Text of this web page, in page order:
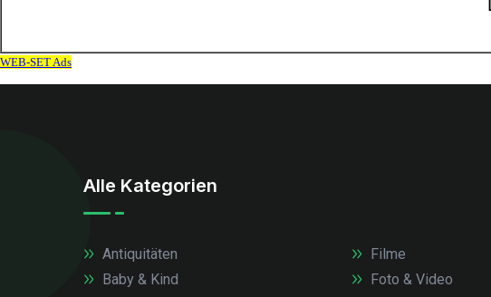
Alle Kategorien
Antiquitäten
Baby & Kind
Filme
Foto & Video